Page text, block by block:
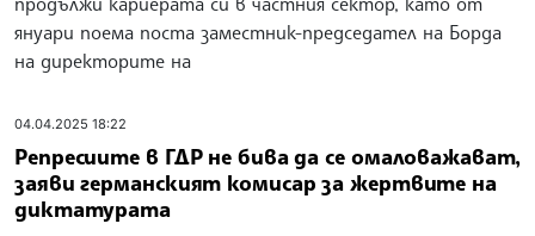
януари поема поста заместник-председател на Борда
на директорите на
04.04.2025 18:22
Репресиите в ГДР не бива да се омаловажават,
заяви германският комисар за жертвите на
диктатурата